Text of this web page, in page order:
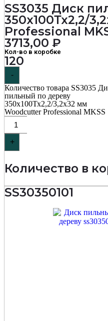
SS3035 Диск
350х100Тх2,2/
Professional
3713,00 ₽
Кол-во в коробке
120
-
Количество товара SS3035
пильный по дереву
350х100Тх2,2/3,2х32 мм
Woodcutter Professional MKSS
+
Количество в
SS30350101